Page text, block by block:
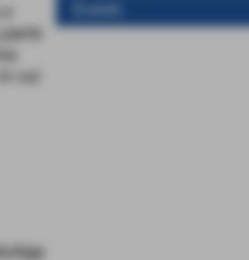
cui
Eventi